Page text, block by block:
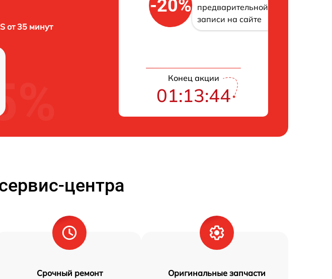
от 35 минут
-20%
предварительной
записи на сайте
Конец акции
01:13:43
центра
Срочный ремонт Оригинальные запчасти